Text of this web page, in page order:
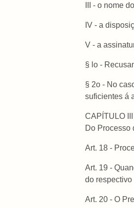
III - o nome
IV - a
V - a
§ lo -
§ 2o - No
suficientes á
CAPÍTULO III
Do Processo
Art. 18 -
Art. 19 -
do
Art. 20 - O